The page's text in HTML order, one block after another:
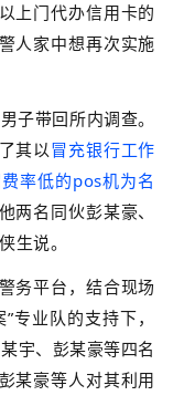
上门代办信用卡的
人家中想再次实施
子带回所内调查。
其以冒充银行工作
率低的pos机为名
两名同伙彭某豪、
生说。
务平台，结合现场
专业队的支持下，
宇、彭某豪等四名
某豪等人对其利用